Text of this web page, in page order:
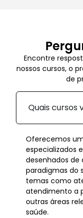
Encontre
nossos cursos, o
de
Quais cursos
Oferecemos
especializados
desenhados
paradigmas do
temas como
atendimento a
outras áreas
saúde.